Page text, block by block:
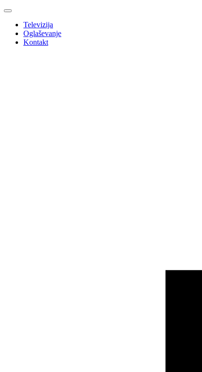
Televizija
Oglaševanje
Kontakt